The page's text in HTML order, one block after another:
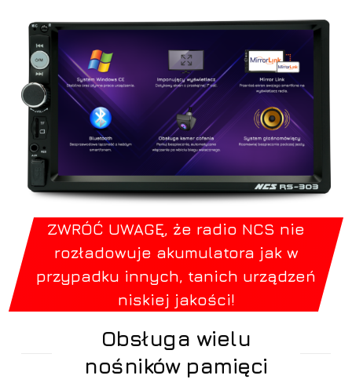
ZWRÓĆ UWAGĘ, że radio NCS nie
rozładowuje akumulatora jak w
przypadku innych, tanich urządzeń
niskiej jakości!
Obsługa wielu
nośników pamięci